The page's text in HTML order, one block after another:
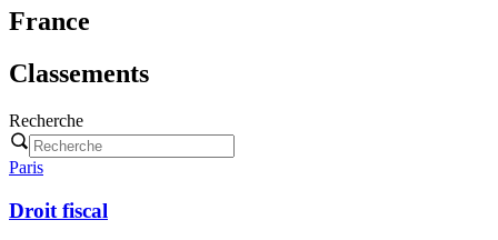
France
Classements
Recherche
Paris
Droit fiscal